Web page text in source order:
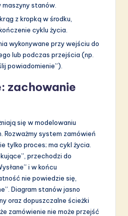
stanów.
z kropką w środku,
cyklu życia.
wykonywane przy wejściu do
lub podczas przejścia (np.
powiadomienie”).
zachowanie
się w modelowaniu
Rozważmy system zamówień
tylko proces; ma cykl życia.
przechodzi do
i w końcu
nie powiedzie się,
Diagram stanów jasno
oraz dopuszczalne ścieżki
zamówienie nie może przejść